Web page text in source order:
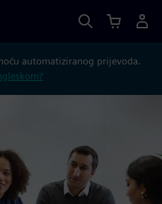
automatiziranog prijevoda.